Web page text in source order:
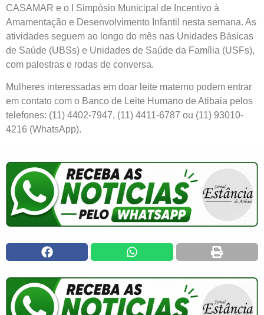
CASAMAR e o I Simpósio Municipal de Incentivo à
Amamentação e Desenvolvimento Infantil nesta semana. As
atividades seguem ao longo do mês nas Unidades Básicas
de Saúde (UBSs) e Unidades de Saúde da Família (USFs),
com palestras e rodas de conversa.
Mulheres interessadas em doar leite materno podem entrar
em contato com o Banco de Leite Humano de Atibaia pelos
telefones: (11) 4402-7947, (11) 4411-6787 ou (11) 93010-
4216 (WhatsApp).